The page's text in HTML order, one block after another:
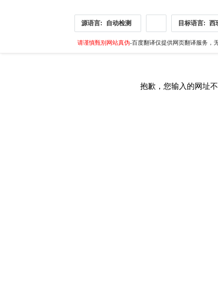
源语言: 自动检测 目标语言: 西
请谨慎甄别网站真伪-百度翻译仅提供网页翻译服务，